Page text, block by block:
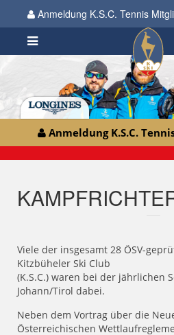
Anmeldung K.S.C. Tennis
Anmeldung K.S.C.
Viele der insgesamt 28 ÖSV-
Kitzbüheler Ski Club
(K.S.C.) waren bei der jährlichen
Johann/Tirol dabei.
Neben dem Vortrag über die
Österreichischen